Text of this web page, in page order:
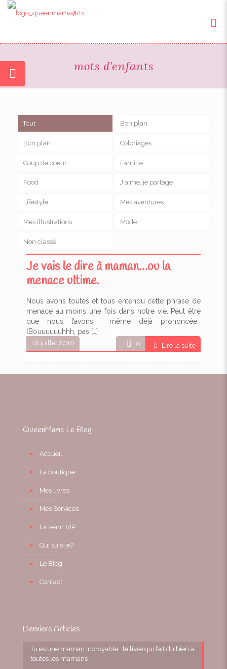
mots d’enfants
Tout Bon plan
Bon plan Coloriages
Coup de coeur Famille
Food J'aime, je partage
Lifestyle Mes aventures
Mes illustrations Mode
Non classé
18 juillet 2016
Je vais le dire à maman…ou la
menace ultime.
Nous avons toutes et tous entendu cette phrase de
menace au moins une fois dans notre vie. Peut être
que nous l’avons même déjà prononcée…
(Bouuuuuuhhh, pas […]
0 Lire la suite
QueenMama Le Blog
Accueil
La boutique
Mes livres
Mes Services
La team VIP
Qui suis-je?
Le Blog
Contact
Derniers Articles
Tu es une maman incroyable : le livre qui fait du bien à
toutes les mamans